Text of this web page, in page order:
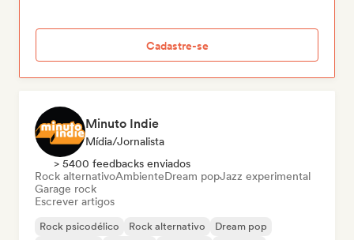
Cadastre-se
Minuto Indie
Mídia/Jornalista
> 5400 feedbacks enviados
Rock alternativoAmbienteDream popJazz experimental
Garage rock
Escrever artigos
Rock psicodélico Rock alternativo
Dream pop